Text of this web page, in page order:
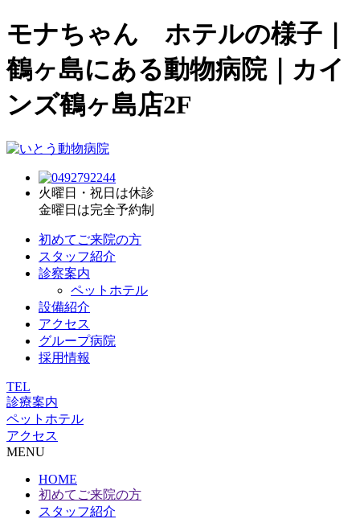
モナちゃん ホテルの様子｜
鶴ヶ島にある動物病院｜カイ
ンズ鶴ヶ島店2F
火曜日・祝日は休診
金曜日は完全予約制
初めてご来院の方
スタッフ紹介
診察案内
ペットホテル
設備紹介
アクセス
グループ病院
採用情報
TEL
診療案内
ペットホテル
アクセス
MENU
HOME
初めてご来院の方
スタッフ紹介